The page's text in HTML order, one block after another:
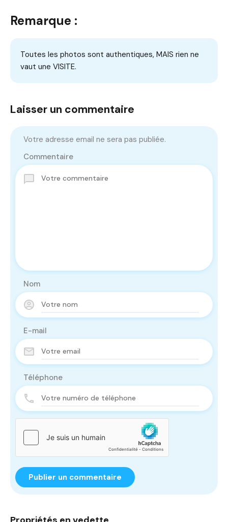
Remarque :
Toutes les photos sont authentiques, MAIS rien ne
vaut une VISITE.
Laisser un commentaire
Votre adresse email ne sera pas publiée.
Commentaire
Nom
E-mail
Téléphone